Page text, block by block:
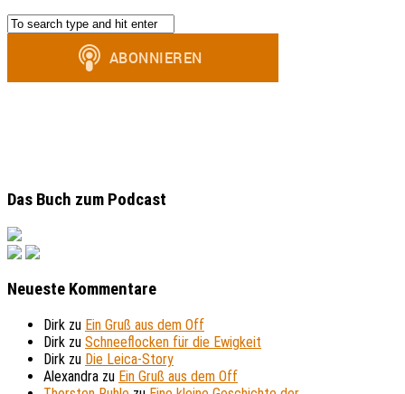
Das Buch zum Podcast
Neueste Kommentare
Dirk zu Ein Gruß aus dem Off
Dirk zu Schneeflocken für die Ewigkeit
Dirk zu Die Leica-Story
Alexandra zu Ein Gruß aus dem Off